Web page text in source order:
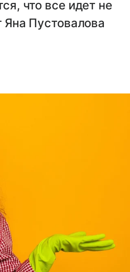
что все идет не
Яна Пустовалова